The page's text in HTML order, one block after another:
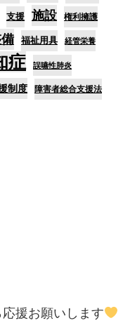
支援 施設 権利擁護
福祉用具 経管栄養
症 誤嚥性肺炎
制度 障害者総合支援法
援お願いします